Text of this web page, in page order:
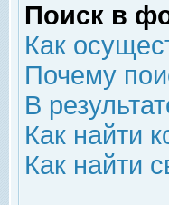
Поиск в
Как
Почему
В
Как найти
Как найти